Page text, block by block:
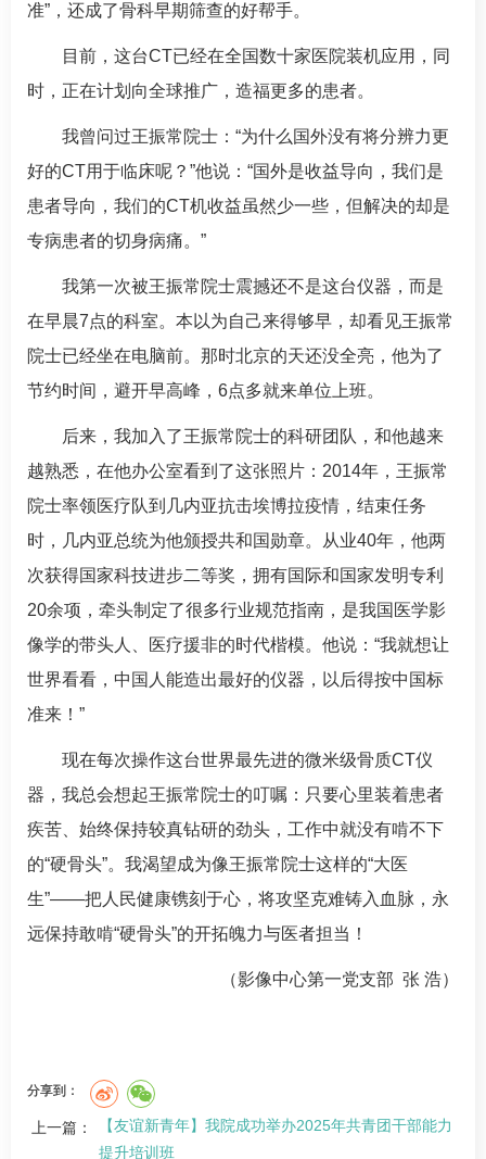
准”，还成了骨科早期筛查的好帮手。
目前，这台CT已经在全国数十家医院装机应用，同
时，正在计划向全球推广，造福更多的患者。
我曾问过王振常 院士：“为什么国外没有将分辨力更
好的CT用于临床呢？”他说：“国外是收益导向，我们是
患者导向，我们的CT机收益虽然少一些，但解决的却是
专病患者的切身病痛。”
我第一次被王振常 院士震撼还不是这台仪器，而是
在早晨7点的科室。本以为自己来得够早，却看见王振常
院士已经坐在电脑前。那时北京的天还没全亮，他为了
节约时间，避开早高峰，6点多就来单位上班。
后来，我加入了王振常 院士的科研团队，和他越来
越熟悉，在他办公室看到了这张照片：2014年， 王振常
院士率领医疗队到几内亚抗击埃博拉疫情，结束任务
时，几内亚总统为他颁授共和国勋章。从业40年，他两
次获得国家科技进步二等奖，拥有国际和国家发明专利
20余项，牵头制定了很多行业规范指南，是我国医学影
像学的带头人、医疗援非的时代楷模。他说：“我就想让
世界看看，中国人能造出最好的仪器，以后得按中国标
准来！”
现在每次操作这台世界最先进的微米级骨质CT仪
器，我总会想起王振常 院士的叮嘱：只要心里装着患者
疾苦、始终保持较真钻研的劲头，工作中就没有啃不下
的“硬骨头”。我渴望成为像王振常 院士这样的“大医
生”——把人民健康镌刻于心，将攻坚克难铸入血脉，永
远保持敢啃“硬骨头”的开拓魄力与医者担当！
（影像中心第一党支部 张 浩）
分享到：
上一篇：
【友谊新青年】我院成功举办2025年共青团干部能力
提升培训班